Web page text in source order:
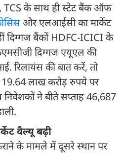
TCS के साथ ही स्टेट बैंक ऑफ
और एलआईसी का मार्केट
दिग्गज बैंकों HDFC-ICICI के
दिग्गज एयूएल की
रिलायंस की बात करें, तो
लाख करोड़ रुपये पर
ने बीते सप्ताह 46,687
वैल्यू बढ़ी
के मामले में दूसरे स्थान पर